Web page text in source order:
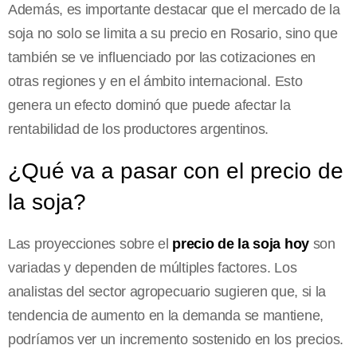
Además, es importante destacar que el mercado de la
soja no solo se limita a su precio en Rosario, sino que
también se ve influenciado por las cotizaciones en
otras regiones y en el ámbito internacional. Esto
genera un efecto dominó que puede afectar la
rentabilidad de los productores argentinos.
¿Qué va a pasar con el precio de
la soja?
Las proyecciones sobre el precio de la soja hoyson
variadas y dependen de múltiples factores. Los
analistas del sector agropecuario sugieren que, si la
tendencia de aumento en la demanda se mantiene,
podríamos ver un incremento sostenido en los precios.